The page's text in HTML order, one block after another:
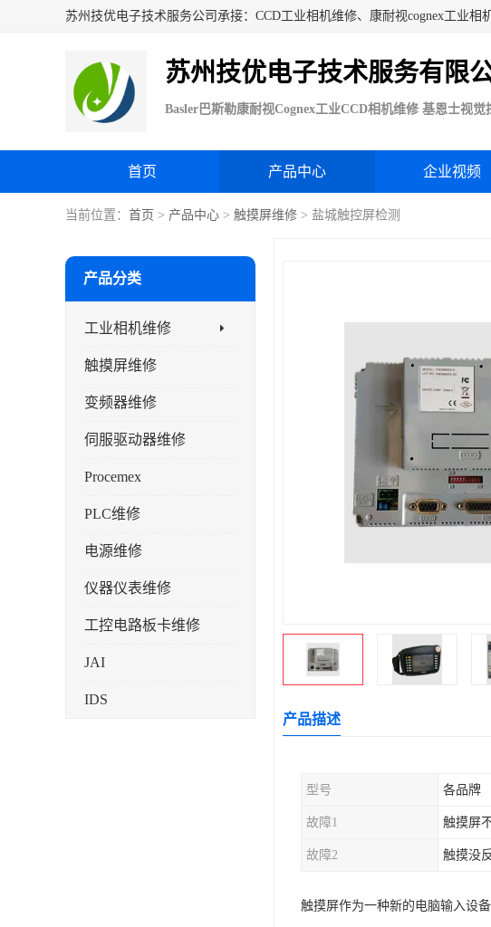
苏州技优电子技术服务有限
首页 产品中心 企业视频
当前位置： 首页 > 产品中心 > 触摸屏维修 > 盐城触控屏检测
产品分类
工业相机维修
触摸屏维修
变频器维修
伺服驱动器维修
Procemex
PLC维修
电源维修
仪器仪表维修
工控电路板卡维修
JAI
IDS
产品描述
型号 各品牌
故障1 触摸屏
故障2 触摸没
触摸屏作为一种新的电脑输入设